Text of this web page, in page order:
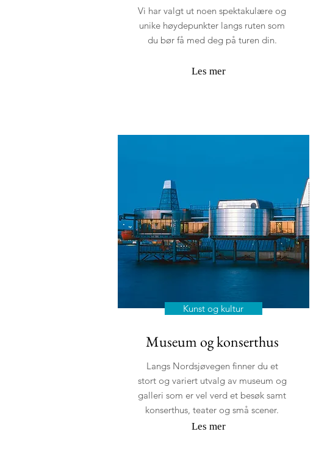
Vi har valgt ut noen spektakulære og
unike høydepunkter langs ruten som
du bør få med deg på turen din.
Les mer
Kunst og kultur
Museum og konserthus
Langs Nordsjøvegen finner du et
stort og variert utvalg av museum og
galleri som er vel verd et besøk samt
konserthus, teater og små scener.
Les mer